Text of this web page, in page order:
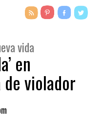
vida
en
violador